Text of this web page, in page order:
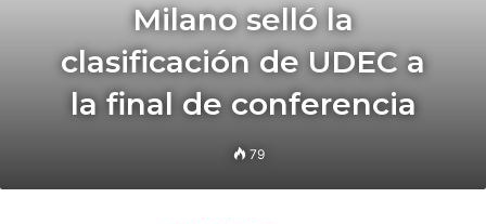
Milano selló la
clasificación de UDEC a
la final de conferencia
79